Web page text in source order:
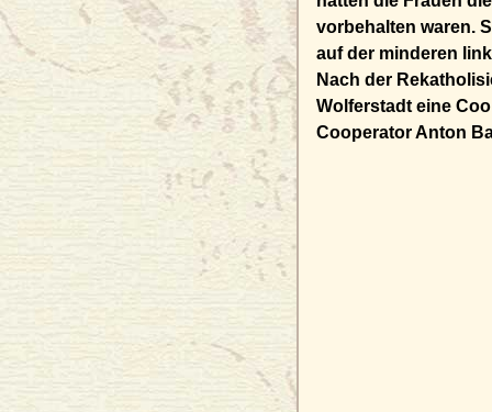
vorbehalten waren.
auf der minderen
Nach der
Wolferstadt eine
Cooperator Anton